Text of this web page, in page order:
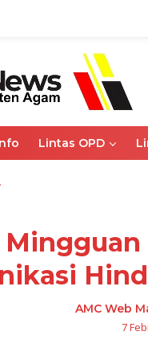
Lintas OPD
AMC Web
7